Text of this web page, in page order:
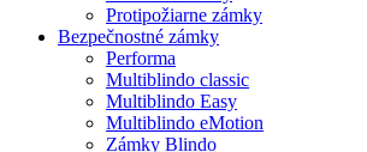
Protipožiarne zámky
Bezpečnostné zámky
Performa
Multiblindo classic
Multiblindo Easy
Multiblindo eMotion
Zámky Blindo